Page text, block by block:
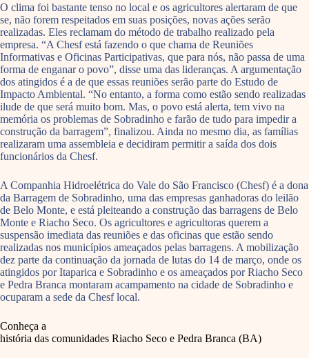
O clima foi bastante tenso no local e os agricultores alertaram de que
se, não forem respeitados em suas posições, novas ações serão
realizadas. Eles reclamam do método de trabalho realizado pela
empresa. “A Chesf está fazendo o que chama de Reuniões
Informativas e Oficinas Participativas, que para nós, não passa de uma
forma de enganar o povo”, disse uma das lideranças. A argumentação
dos atingidos é a de que essas reuniões serão parte do Estudo de
Impacto Ambiental. “No entanto, a forma como estão sendo realizadas
ilude de que será muito bom. Mas, o povo está alerta, tem vivo na
memória os problemas de Sobradinho e farão de tudo para impedir a
construção da barragem”, finalizou. Ainda no mesmo dia, as famílias
realizaram uma assembleia e decidiram permitir a saída dos dois
funcionários da Chesf.
A Companhia Hidroelétrica do Vale do São Francisco (Chesf) é a dona
da Barragem de Sobradinho, uma das empresas ganhadoras do leilão
de Belo Monte, e está pleiteando a construção das barragens de Belo
Monte e Riacho Seco. Os agricultores e agricultoras querem a
suspensão imediata das reuniões e das oficinas que estão sendo
realizadas nos municípios ameaçados pelas barragens. A mobilização
dez parte da continuação da jornada de lutas do 14 de março, onde os
atingidos por Itaparica e Sobradinho e os ameaçados por Riacho Seco
e Pedra Branca montaram acampamento na cidade de Sobradinho e
ocuparam a sede da Chesf local.
Conheça a
história das comunidades Riacho Seco e Pedra Branca (BA)